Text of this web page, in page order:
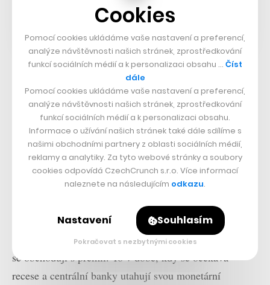
Z pohledu investorů, kteří se pohybují na akciových
trzích, je nicméně jedním z důležitých faktorů samotná
valuace firmy, která teď dosahuje rekordních a
závratných výšin. A ta je podle mého názoru aktuálně
vůbec nejproblematičtější. Apple se nyní prodává za
téměř 33násobek svých čistých zisků, zatímco akciový
index S&P 500 dosahuje poměru P/E na úrovni 20.
Vysoký poměr P/E indikuje, že aktuální cena je
vzhledem k očekávaným ziskům příliš vysoká a akcie
se obchodují s prémií. To v době, kdy se očekává
recese a centrální banky utahují svou monetární
Cookies
Pomocí cookies ukládáme vaše nastavení a preferencí,
analýze návštěvnosti našich stránek, zprostředkování
funkcí sociálních médií a k personalizaci obsahu … Číst
dále
Pomocí cookies ukládáme vaše nastavení a preferencí,
analýze návštěvnosti našich stránek, zprostředkování
funkcí sociálních médií a k personalizaci obsahu.
Informace o užívání našich stránek také dále sdílíme s
našimi obchodními partnery z oblasti sociálních médií,
reklamy a analytiky. Za tyto webové stránky a soubory
cookies odpovídá CzechCrunch s.r.o. Více informací
naleznete na následujícím odkazu.
Nastavení Souhlasím
Pokračovat s nezbytnými cookies